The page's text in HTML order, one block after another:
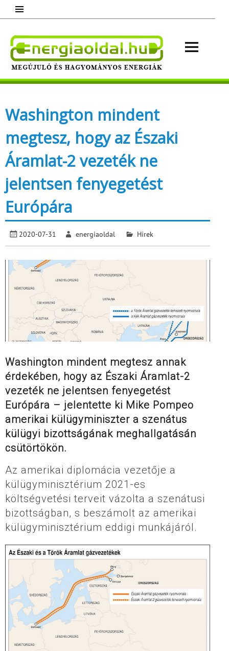
content
Megújuló és hagyományos energiák.
Washington mindent
megtesz, hogy az Északi
Áramlat-2 vezeték ne
jelentsen fenyegetést
Európára
2020-07-31 energiaoldal Hírek
Washington mindent megtesz annak
érdekében, hogy az Északi Áramlat-2
vezeték ne jelentsen fenyegetést
Európára – jelentette ki Mike Pompeo
amerikai külügyminiszter a szenátus
külügyi bizottságának meghallgatásán
csütörtökön.
Az amerikai diplomácia vezetője a
külügyminisztérium 2021-es
költségvetési terveit vázolta a szenátusi
bizottságban, s beszámolt az amerikai
külügyminisztérium eddigi munkájáról.